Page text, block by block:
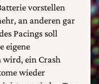
vorstellen
an anderen gar
Pacings soll
eigene
ein Crash
wieder